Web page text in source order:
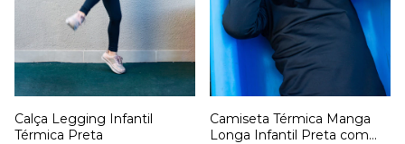
Calça Legging Infantil
Térmica Preta
Camiseta Térmica Manga
Longa Infantil Preta com